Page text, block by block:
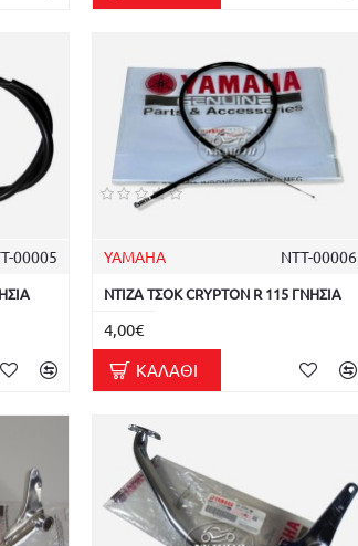
00005 YAMAHA ΝΤΤ-00006
ΝΤΙΖΑ ΤΣΟΚ CRYPTON R 115 ΓΝΗΣΙΑ
4,00€
ΚΑΛΆΘΙ